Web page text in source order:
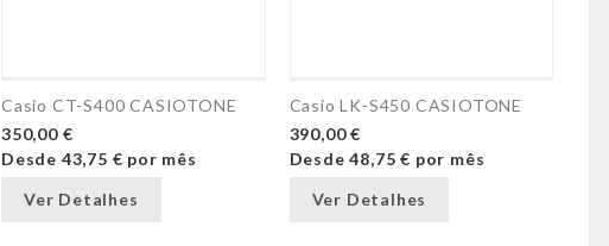
Casio CT-S400 CASIOTONE
350,00 €
Desde 43,75 € por mês
Ver Detalhes
Casio LK-S450 CASIOTONE
390,00 €
Desde48,75 € por mês
Ver Detalhes